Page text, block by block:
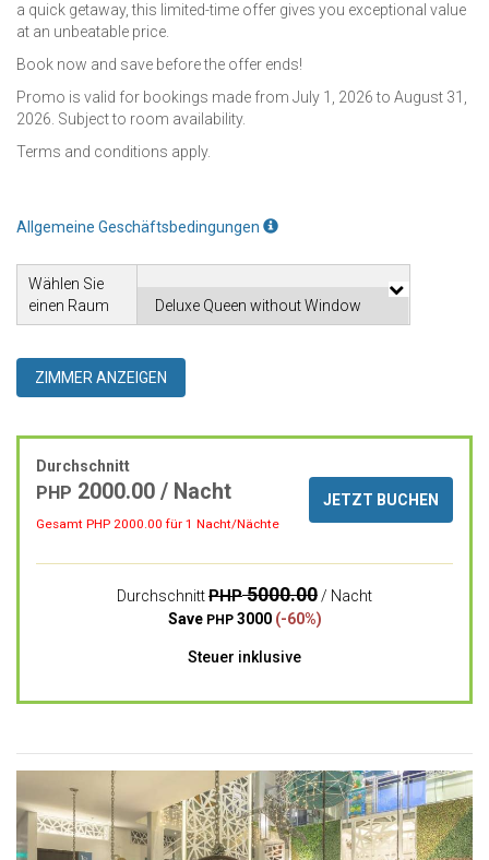
a quick getaway, this limited-time offer gives you exceptional value
at an unbeatable price.
Book now and save before the offer ends!
Promo is valid for bookings made from July 1, 2026 to August 31,
2026. Subject to room availability.
Terms and conditions apply.
Allgemeine Geschäftsbedingungen
Wählen Sie
einen Raum
ZIMMER ANZEIGEN
Durchschnitt
PHP 2000.00 / Nacht
Gesamt PHP 2000.00 für 1 Nacht/Nächte
JETZT BUCHEN
DurchschnittPHP5000.00 / Nacht
Save PHP3000 (-60%)
Steuer inklusive